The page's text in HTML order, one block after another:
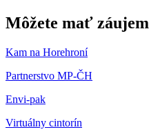
Môžete mať záujem
Kam na Horehroní
Partnerstvo MP-ČH
Envi-pak
Virtuálny cintorín